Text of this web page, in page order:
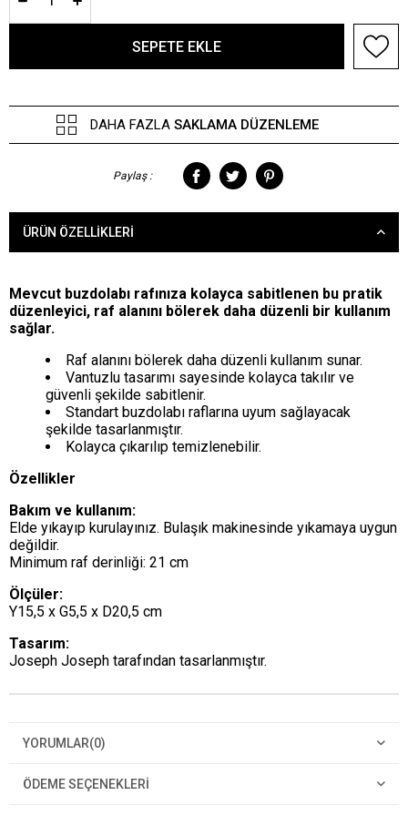
DAHA FAZLA SAKLAMA DÜZENLEME
Paylaş :
ÜRÜN ÖZELLIKLERI
Mevcut buzdolabı rafınıza kolayca sabitlenen bu pratik
düzenleyici, raf alanını bölerek daha düzenli bir kullanım
sağlar.
Raf alanını bölerek daha düzenli kullanım sunar.
Vantuzlu tasarımı sayesinde kolayca takılır ve
güvenli şekilde sabitlenir.
Standart buzdolabı raflarına uyum sağlayacak
şekilde tasarlanmıştır.
Kolayca çıkarılıp temizlenebilir.
Özellikler
Bakım ve kullanım:
Elde yıkayıp kurulayınız. Bulaşık makinesinde yıkamaya uygun
değildir.
Minimum raf derinliği: 21 cm
Ölçüler:
Y15,5 x G5,5 x D20,5 cm
Tasarım:
Joseph Joseph tarafından tasarlanmıştır.
YORUMLAR(0)
ÖDEME SEÇENEKLERI